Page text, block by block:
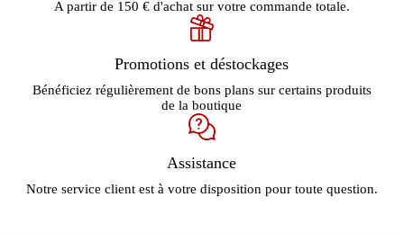
A partir de 150 € d'achat sur votre commande totale.
Promotions et déstockages
Bénéficiez régulièrement de bons plans sur certains produits
de la boutique
Assistance
Notre service client est à votre disposition pour toute question.